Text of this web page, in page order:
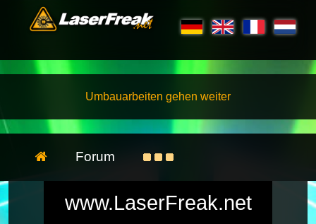
Umbauarbeiten gehen weiter
Forum
www.LaserFreak.net